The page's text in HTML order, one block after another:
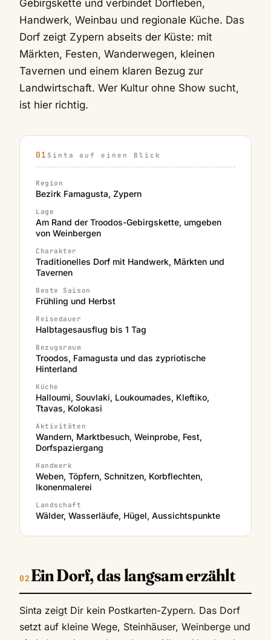
Gebirgskette und verbindet Dorfleben,
Handwerk, Weinbau und regionale Küche. Das
Dorf zeigt Zypern abseits der Küste: mit
Märkten, Festen, Wanderwegen, kleinen
Tavernen und einem klaren Bezug zur
Landwirtschaft. Wer Kultur ohne Show sucht,
ist hier richtig.
Sinta auf einen Blick
Region
Bezirk Famagusta, Zypern
Lage
Am Rand der Troodos-Gebirgskette, umgeben
von Weinbergen
Charakter
Traditionelles Dorf mit Handwerk, Märkten und
Tavernen
Beste Saison
Frühling und Herbst
Reisedauer
Halbtagesausflug bis 1 Tag
Bezugsraum
Troodos, Famagusta und das zypriotische
Hinterland
Küche
Halloumi, Souvlaki, Loukoumades, Kleftiko,
Ttavas, Kolokasi
Aktivitäten
Wandern, Marktbesuch, Weinprobe, Fest,
Dorfspaziergang
Handwerk
Weben, Töpfern, Schnitzen, Korbflechten,
Ikonenmalerei
Landschaft
Wälder, Wasserläufe, Hügel, Aussichtspunkte
Ein Dorf, das langsam erzählt
Sinta zeigt Dir kein Postkarten-Zypern. Das Dorf
setzt auf kleine Wege, Steinhäuser, Weinberge und